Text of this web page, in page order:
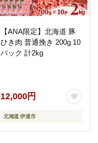
【ANA限定】北海道 豚
ひき肉 普通挽き 200g 10
パック 計2kg
12,000円
北海道 伊達市